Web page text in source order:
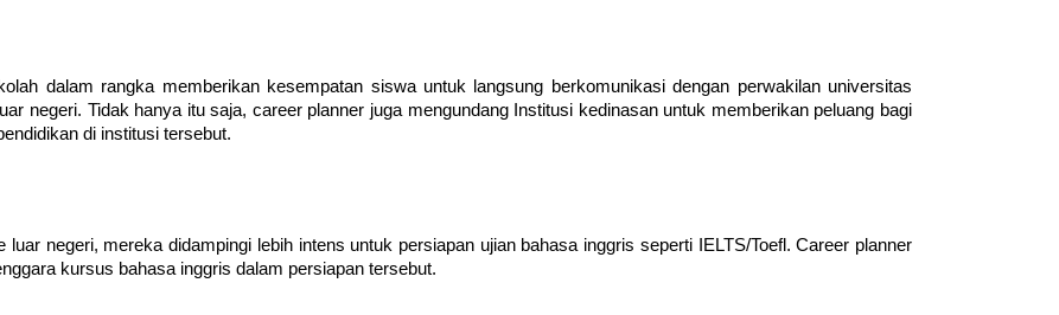
dalam rangka memberikan kesempatan siswa untuk langsung berkomunikasi dengan perwakilan universitas
negeri. Tidak hanya itu saja, career planner juga mengundang Institusi kedinasan untuk memberikan peluang bagi
di institusi tersebut.
negeri, mereka didampingi lebih intens untuk persiapan ujian bahasa inggris seperti IELTS/Toefl. Career planner
kursus bahasa inggris dalam persiapan tersebut.